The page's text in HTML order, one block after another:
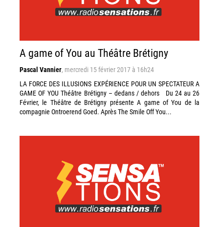
A game of You au Théâtre Brétigny
Pascal Vannier, mercredi 15 février 2017 à 16h24
LA FORCE DES ILLUSIONS EXPÉRIENCE POUR UN SPECTATEUR A
GAME OF YOU Théâtre Brétigny – dedans / dehors Du 24 au 26
Février, le Théâtre de Brétigny présente A game of You de la
compagnie Ontroerend Goed. Après The Smile Off You...